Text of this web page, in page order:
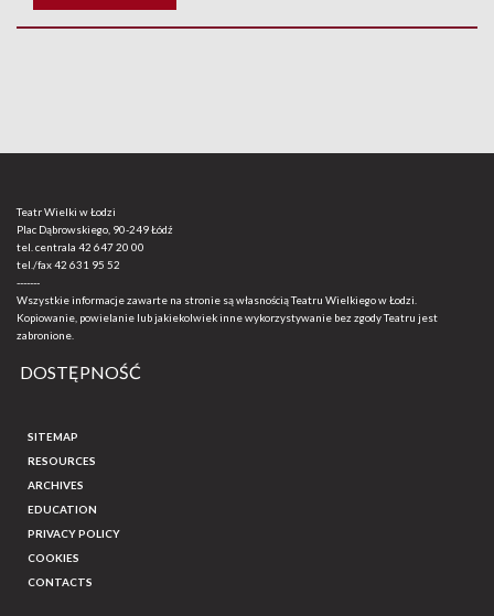
Teatr Wielki w Łodzi
Plac Dąbrowskiego, 90-249 Łódź
tel. centrala 42 647 20 00
tel./fax42 631 95 52
-------
Wszystkie informacje zawarte na stronie są własnością Teatru Wielkiego w Łodzi.
Kopiowanie, powielanie lub jakiekolwiek inne wykorzystywanie bez zgody Teatru jest
zabronione.
DOSTĘPNOŚĆ
SITEMAP
RESOURCES
ARCHIVES
EDUCATION
PRIVACY POLICY
COOKIES
CONTACTS